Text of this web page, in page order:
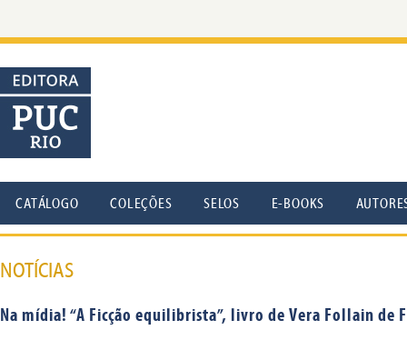
CATÁLOGO COLEÇÕES SELOS E-BOOKS
NOTÍCIAS
Na mídia! “A Ficção equilibrista”, livro de Vera Follain de